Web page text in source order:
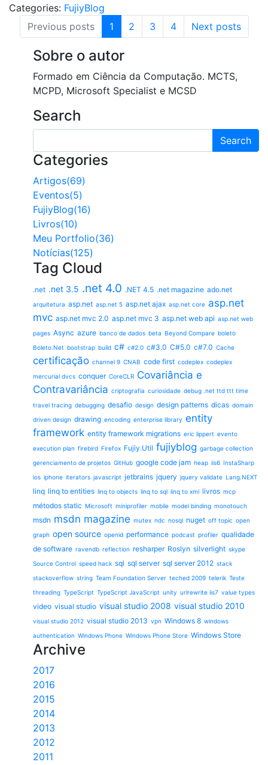
Categories: FujiyBlog
Previous posts
1(current)
2 3 4 Next posts
Sobre o autor
Formado em Ciência da Computação. MCTS,
MCPD, Microsoft Specialist e MCSD
Search
Search
Categories
Artigos(69)
Eventos(5)
FujiyBlog(16)
Livros(10)
Meu Portfolio(36)
Notícias(125)
Tag Cloud
.net .net 3.5 .net 4.0 .NET 4.5 .net magazine ado.net
arquitetura asp.net asp.net 5 asp.net ajax asp.net core asp.net
mvc asp.net mvc 2.0 asp.net mvc 3 asp.net web api asp.net web
pages Async azure banco de dados beta Beyond Compare boleto
Boleto.Net bootstrap build c# c#2.0 c#3.0 C#5.0 c#7.0 Cache
certificação channel 9 CNAB code first codeplex codeplex
mercurial dvcs conquer CoreCLR Covariância e
Contravariância criptografia curiosidade debug .net ttd ttt time
travel tracing debugging desafio design design patterns dicas domain
driven design drawing encoding enterprise library entity
framework entity framework migrations eric lippert evento
execution plan firebird Firefox Fujiy.Util fujiyblog garbage collection
gerenciamento de projetos GitHub google code jam heap iis6 InstaSharp
ios iphone iterators javascript jetbrains jquery jquery validate Lang.NEXT
linq linq to entities linq to objects linq to sql linq to xml livros mcp
métodos static Microsoft miniprofiler mobile model binding monotouch
msdn msdn magazine mutex ndc nosql nuget off topic open
graph open source openid performance podcast profiler qualidade
de software ravendb reflection resharper Roslyn silverlight skype
Source Control speed hack sql sql server sql server 2012 stack
stackoverflow string Team Foundation Server teched 2009 telerik Teste
threading TypeScript TypeScript JavaScript unity urlrewrite iis7 value types
video visual studio visual studio 2008 visual studio 2010
visual studio 2012 visual studio 2013 vpn Windows 8 windows
authentication Windows Phone Windows Phone Store Windows Store
Archive
2017
2016
2015
2014
2013
2012
2011